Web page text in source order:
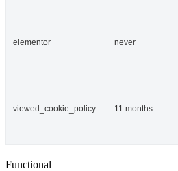
elementor never
viewed_cookie_policy 11 months
Functional